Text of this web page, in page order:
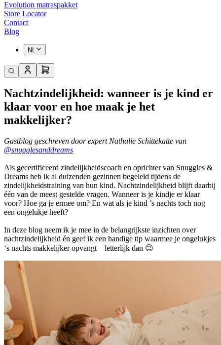
Evolution matraspakket
Store Locator
Contact
Blog
NL
Nachtzindelijkheid: wanneer is je kind er
klaar voor en hoe maak je het
makkelijker?
Gastblog geschreven door expert Nathalie Schittekatte van
@snugglesanddreams
Als gecertificeerd zindelijkheidscoach en oprichter van Snuggles &
Dreams heb ik al duizenden gezinnen begeleid tijdens de
zindelijkheidstraining van hun kind. Nachtzindelijkheid blijft daarbij
één van de meest gestelde vragen. Wanneer is je kindje er klaar
voor? Hoe ga je ermee om? En wat als je kind ’s nachts toch nog
een ongelukje heeft?
In deze blog neem ik je mee in de belangrijkste inzichten over
nachtzindelijkheid én geef ik een handige tip waarmee je ongelukjes
‘s nachts makkelijker opvangt – letterlijk dan 😉